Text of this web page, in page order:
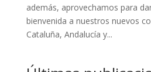
además, aprovechamos para
bienvenida a nuestros nuevos
Cataluña, Andalucía y...